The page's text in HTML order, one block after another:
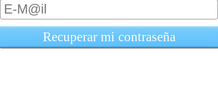
Recuperar mi contraseña